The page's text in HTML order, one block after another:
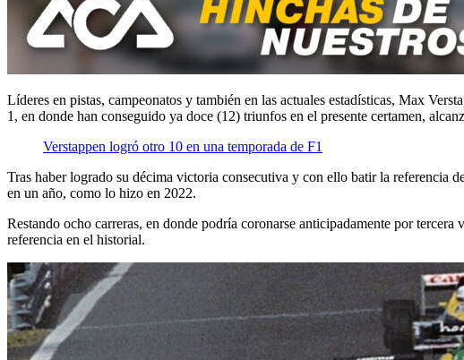
Líderes en pistas, campeonatos y también en las actuales estadísticas, Max
1, en donde han conseguido ya doce (12) triunfos en el presente certamen,
Verstappen logró otro 10 en una temporada de F1
Tras haber logrado su décima victoria consecutiva y con ello batir la referencia
en un año, como lo hizo en 2022.
Restando ocho carreras, en donde podría coronarse anticipadamente por
referencia en el historial.